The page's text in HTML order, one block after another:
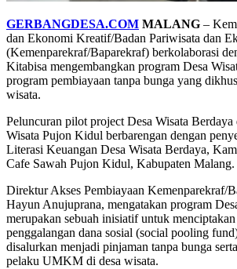
GERBANGDESA.COM MALANG –
dan Ekonomi Kreatif/Badan Pariwisata dan
(Kemenparekraf/Baparekraf) berkolaborasi
Kitabisa mengembangkan program Desa
program pembiayaan tanpa bunga yang
wisata.
Peluncuran pilot project Desa Wisata
Wisata Pujon Kidul berbarengan dengan
Literasi Keuangan Desa Wisata Berdaya,
Cafe Sawah Pujon Kidul, Kabupaten Malang.
Direktur Akses Pembiayaan Kemenparekraf/
Hayun Anujuprana, mengatakan program
merupakan sebuah inisiatif untuk menciptakan
penggalangan dana sosial (social pooling
disalurkan menjadi pinjaman tanpa bunga
pelaku UMKM di desa wisata.